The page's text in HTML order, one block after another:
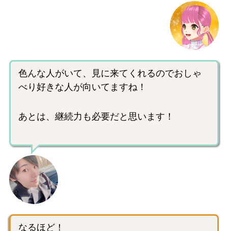
色んな人がいて、見に来てくれるのでおしゃ
べり好きな人が向いてますね！
あとは、継続力も必要だと思います！
なるほど！